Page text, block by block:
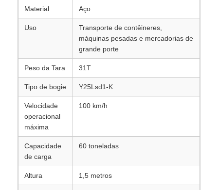
Material Aço
Uso
Transporte de contêineres,
máquinas pesadas e mercadorias de
grande porte
Peso da Tara 31T
Tipo de bogie Y25Lsd1-K
Velocidade
operacional
máxima
100 km/h
Capacidade
de carga
60 toneladas
Altura 1,5 metros